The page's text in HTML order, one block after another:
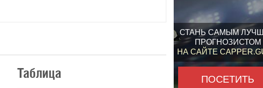
СТАНЬ САМЫМ
ПРОГНОЗИСТОМ
НА САЙТЕ
ПОСЕТИТЬ
Таблица